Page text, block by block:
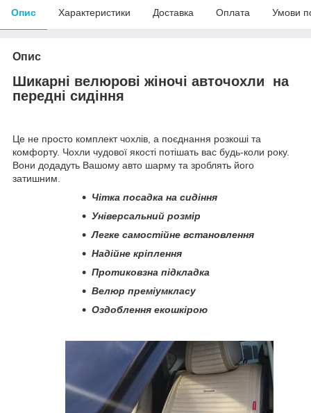
Опис Характеристики Доставка Оплата Умови
Опис
Шикарні велюрові жіночі авточохли на
передні сидіння
Це не просто комплект чохлів, а поєднання розкоші та
комфорту. Чохли чудової якості потішать вас будь-коли року.
Вони додадуть Вашому авто шарму та зроблять його
затишним.
Чітка посадка на сидіння
Універсальний розмір
Легке самостійне встановлення
Надійне кріплення
Протиковзна підкладка
Велюр преміумкласу
Оздоблення екошкірою